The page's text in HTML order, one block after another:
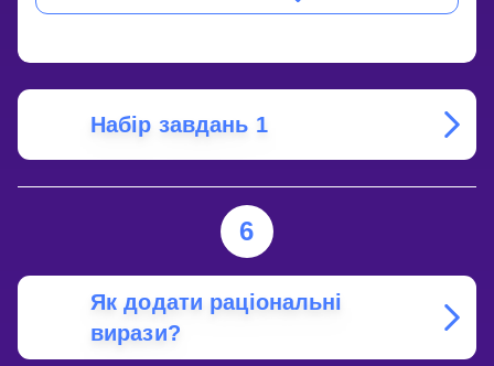
RATIONAL
Набір завдань 1
6
Як додати раціональні
вирази?